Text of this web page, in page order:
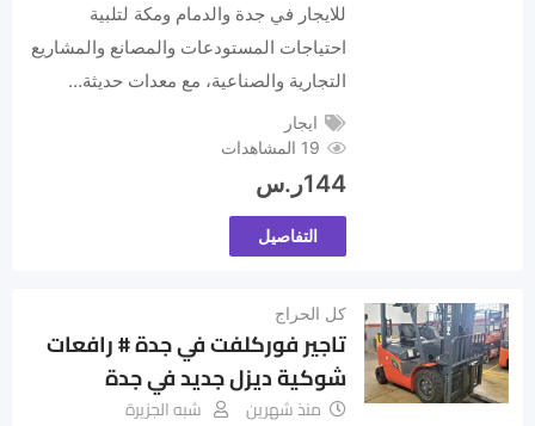
للايجار في جدة والدمام ومكة لتلبية
احتياجات المستودعات والمصانع والمشاريع
التجارية والصناعية، مع معدات حديثة…
ايجار
19 المشاهدات
144ر.س
التفاصيل
كل الحراج
تاجير فوركلفت في جدة # رافعات
شوكية ديزل جديد في جدة
منذ شهرين شبه الجزيرة